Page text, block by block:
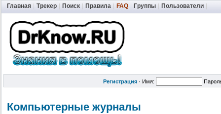
Главная Трекер Поиск Правила FAQ Группы Пользователи
Регистрация · Имя:
Компьютерные журналы